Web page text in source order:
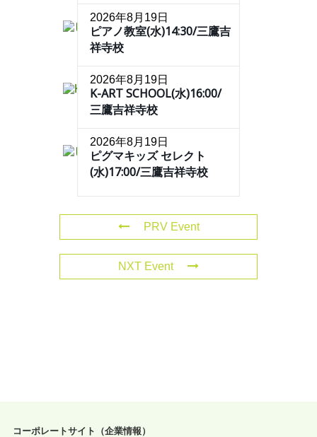
2026年8月19日
ピアノ教室(水)14:30/三鷹吉
祥寺校
2026年8月19日
K-ART SCHOOL(水)16:00/
三鷹吉祥寺校
2026年8月19日
ピグマキッズ セレクト
(水)17:00/三鷹吉祥寺校
PRV Event
NXT Event
コーポレートサイト（企業情報）